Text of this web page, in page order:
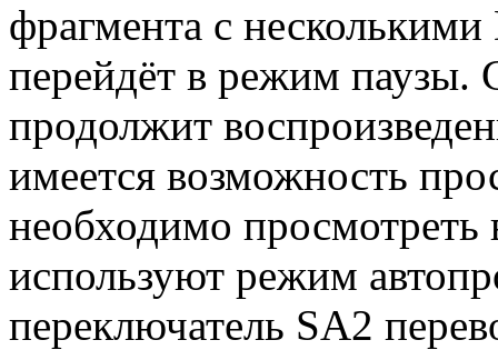
фрагмента с
перейдёт в режим
продолжит
имеется возможность
необходимо
используют режим
переключатель SA2